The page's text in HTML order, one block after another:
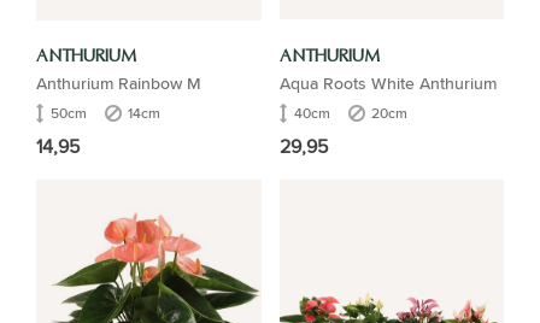
ANTHURIUM
Anthurium Rainbow M
50cm 14cm
14,95
ANTHURIUM
Aqua Roots White Anthurium
40cm 20cm
29,95